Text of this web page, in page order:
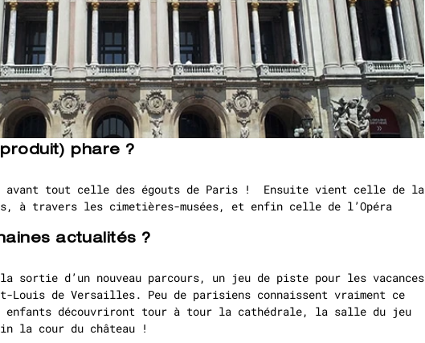
phare ?
avant tout celle des égouts de Paris ! Ensuite vient celle de la
à travers les cimetières-musées, et enfin celle de l’Opéra
actualités ?
sortie d’un nouveau parcours, un jeu de piste pour les vacances
Louis de Versailles. Peu de parisiens connaissent vraiment ce
découvriront tour à tour la cathédrale, la salle du jeu
la cour du château !